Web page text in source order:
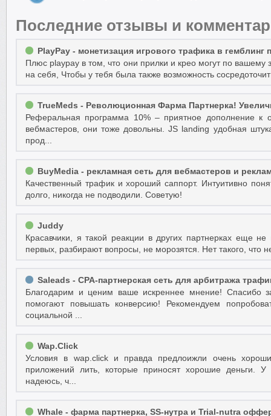
Последние отзывы и
PlayPay - монетизация игрового трафика в
Плюс playpay в том, что они прилки и крео могут по вашему
на себя, Чтобы у тебя была также возможность
TrueMeds - Революционная Фарма Партнерка!
Реферальная программа 10% – приятное дополнение к
вебмастеров, они тоже довольны. JS landing удобная
прод...
BuyMedia - рекламная сеть для вебмастеров и
Качественный трафик и хороший саппорт. Интуитивно
долго, никогда не подводили. Советую!
Juddy
Красавчики, я такой реакции в других партнерках еще
первых, разбирают вопросы, не морозятся. Нет такого, что
Saleads - CPA-партнерская сеть для арбитража
Благодарим и ценим ваше искреннее мнение! Спасибо
помогают повышать конверсию! Рекомендуем
социальной ...
Wap.Click
Условия в wap.click и правда предлоижли очень
приложений лить, которые приносят хорошие деньги.
надеюсь, ч...
Whale - фарма партнерка, SS-нутра и Trial-nutra